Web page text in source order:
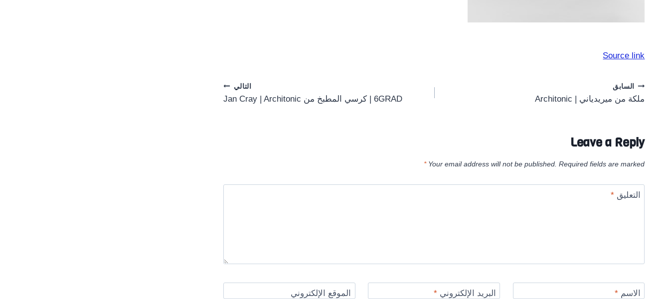
Source link
Post
السابق
ملكة من ميريدياني | Architonic
التالي
6GRAD | كرسي المطبخ من Jan Cray | Architonic
Leave a Reply
Your email address will not be published. Required fields are marked
*
التعليق*
الاسم* البريد الإلكتروني* الموقع الإلكتروني